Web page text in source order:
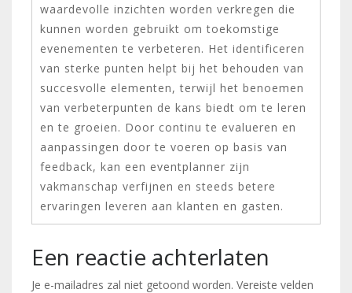
waardevolle inzichten worden verkregen die
kunnen worden gebruikt om toekomstige
evenementen te verbeteren. Het identificeren
van sterke punten helpt bij het behouden van
succesvolle elementen, terwijl het benoemen
van verbeterpunten de kans biedt om te leren
en te groeien. Door continu te evalueren en
aanpassingen door te voeren op basis van
feedback, kan een eventplanner zijn
vakmanschap verfijnen en steeds betere
ervaringen leveren aan klanten en gasten.
Een reactie achterlaten
Je e-mailadres zal niet getoond worden. Vereiste velden